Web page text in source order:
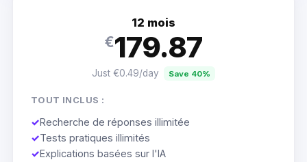
12 mois
€179.87
Just €0.49/day Save 40%
TOUT INCLUS :
✓Recherche de réponses illimitée
✓Tests pratiques illimités
✓Explications basées sur l'IA